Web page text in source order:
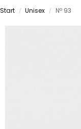
Start / Unisex / Nº 93